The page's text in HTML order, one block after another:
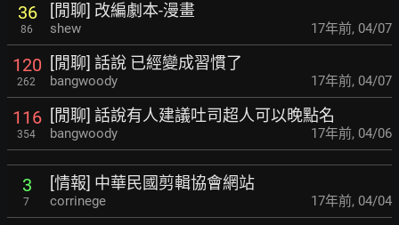
36
86
[閒聊] 改編劇本-漫畫
shew 17年前, 04/07
120
262
[閒聊] 話說 已經變成習慣了
bangwoody 17年前, 04/07
116
354
[閒聊] 話說有人建議吐司超人可以晚點名
bangwoody 17年前, 04/06
3
7
[情報] 中華民國剪輯協會網站
corrinege 17年前, 04/04